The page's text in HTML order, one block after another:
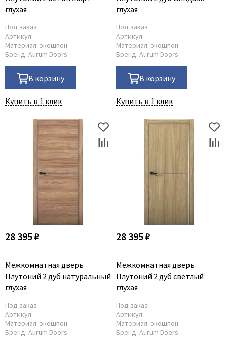
глухая
Под заказ
Артикул:
Материал: экошпон
Бренд: Aurum Doors
В корзину
Купить в 1 клик
глухая
Под заказ
Артикул:
Материал: экошпон
Бренд: Aurum Doors
В корзину
Купить в 1 клик
28 395 ₽
Межкомнатная дверь
Плутоний 2 дуб натуральный
глухая
Под заказ
Артикул:
Материал: экошпон
Бренд: Aurum Doors
28 395 ₽
Межкомнатная дверь
Плутоний 2 дуб светлый
глухая
Под заказ
Артикул:
Материал: экошпон
Бренд: Aurum Doors